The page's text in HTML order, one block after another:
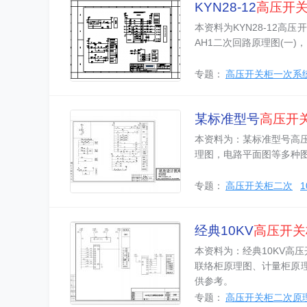
KYN28-12高压开
本资料为KYN28-12高压
AH1二次回路原理图(一)
专题： 高压开关柜一次系
某标准型号高压开
本资料为：某标准型号高
理图，电路平面图等多种
专题： 高压开关柜二次
经典10KV高压开
本资料为：经典10KV高
联络柜原理图、计量柜原
供参考。
专题： 高压开关柜二次原